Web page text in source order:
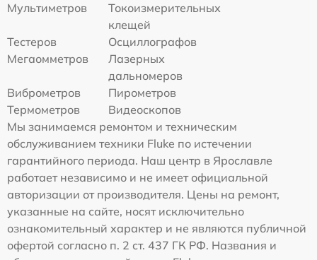
Мультиметров
Токоизмерительных
клещей
Тестеров
Осциллографов
Мегаомметров
Лазерных
дальномеров
Виброметров
Пирометров
Термометров
Видеоскопов
Мы занимаемся ремонтом и техническим
обслуживанием техники Fluke по истечении
гарантийного периода. Наш центр в Ярославле
работает независимо и не имеет официальной
авторизации от производителя. Цены на ремонт,
указанные на сайте, носят исключительно
ознакомительный характер и не являются публичной
офертой согласно п. 2 ст. 437 ГК РФ. Названия и